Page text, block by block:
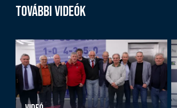
TOVÁBBI VIDEÓK